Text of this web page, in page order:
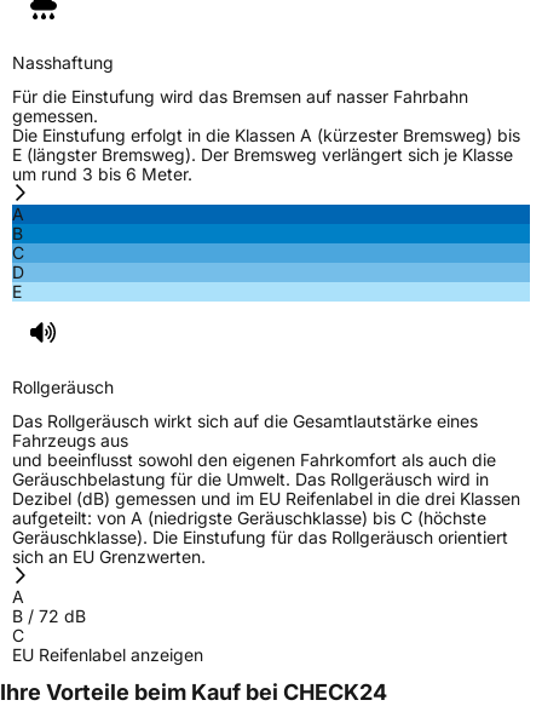
Nasshaftung
Für die Einstufung wird das Bremsen auf nasser Fahrbahn
gemessen.
Die Einstufung erfolgt in die Klassen A (kürzester Bremsweg) bis
E (längster Bremsweg). Der Bremsweg verlängert sich je Klasse
um rund 3 bis 6 Meter.
A
B
C
D
E
Rollgeräusch
Das Rollgeräusch wirkt sich auf die Gesamtlautstärke eines
Fahrzeugs aus
und beeinflusst sowohl den eigenen Fahrkomfort als auch die
Geräuschbelastung für die Umwelt. Das Rollgeräusch wird in
Dezibel (dB) gemessen und im EU Reifenlabel in die drei Klassen
aufgeteilt: von A (niedrigste Geräuschklasse) bis C (höchste
Geräuschklasse). Die Einstufung für das Rollgeräusch orientiert
sich an EU Grenzwerten.
A
B / 72 dB
C
EU Reifenlabel anzeigen
Ihre Vorteile beim Kauf bei CHECK24